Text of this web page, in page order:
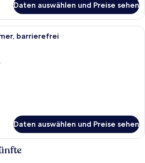
Daten auswählen und Preise sehen
Ein Hotelzimmer mit einem großen
barrierefrei
Daten auswählen und Preise sehen